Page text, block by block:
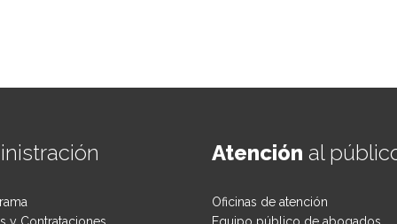
Atención al
Oficinas de atención